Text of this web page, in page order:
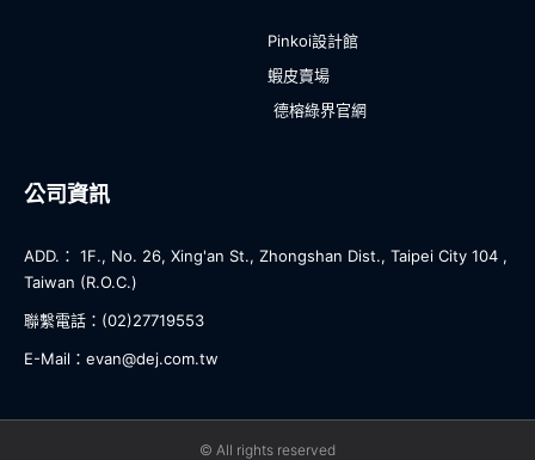
Pinkoi設計館
蝦皮賣場
德榕綠界官網
公司資訊
ADD.： 1F., No. 26, Xing'an St., Zhongshan Dist., Taipei City 104 ,
Taiwan (R.O.C.)
聯繫電話：(02)27719553
E-Mail：evan@dej.com.tw
© All rights reserved